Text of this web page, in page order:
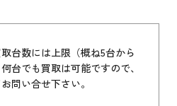
台数には上限（概ね5台から
台でも買取は可能ですので、
問い合せ下さい。